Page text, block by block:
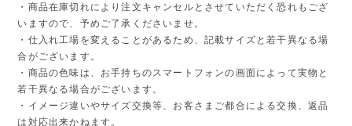
・商品在庫切れにより注文キャンセルとさせていただく恐れもござ
いますので、予めご了承くださいませ。
・仕入れ工場を変えることがあるため、記載サイズと若干異なる場
合がございます。
・商品の色味は、お手持ちのスマートフォンの画面によって実物と
若干異なる場合がございます。
・イメージ違いやサイズ交換等、お客さまご都合による交換、返品
は対応出来かねます。